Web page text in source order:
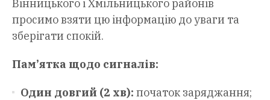
Вінницького і Хмільницького районів
просимо взяти цю інформацію до уваги та
зберігати спокій.
Пам’ятка щодо сигналів:
Один довгий (2 хв): початок заряджання;